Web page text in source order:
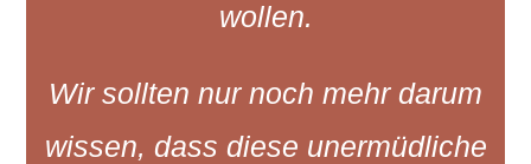
wollen.
Wir sollten nur noch mehr darum
wissen, dass diese unermüdliche